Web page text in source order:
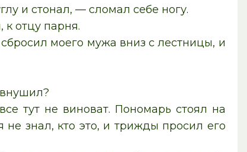
и стонал, — сломал себе ногу.
к отцу парня.
моего мужа вниз с лестницы, и
тут не виноват. Пономарь стоял на
знал, кто это, и трижды просил его